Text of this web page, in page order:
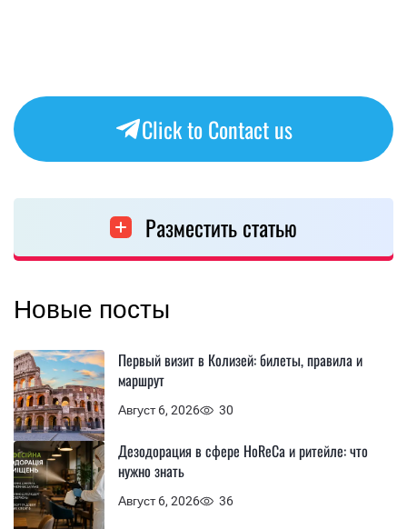
Click to Contact us
Разместить статью
Новые посты
Август 6, 2026 30
Первый визит в Колизей: билеты, правила и
маршрут
Август 6, 2026 36
Дезодорация в сфере HoReCa и ритейле: что
нужно знать